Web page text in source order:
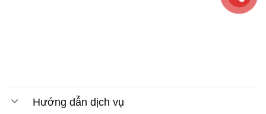
Hướng dẫn dịch vụ